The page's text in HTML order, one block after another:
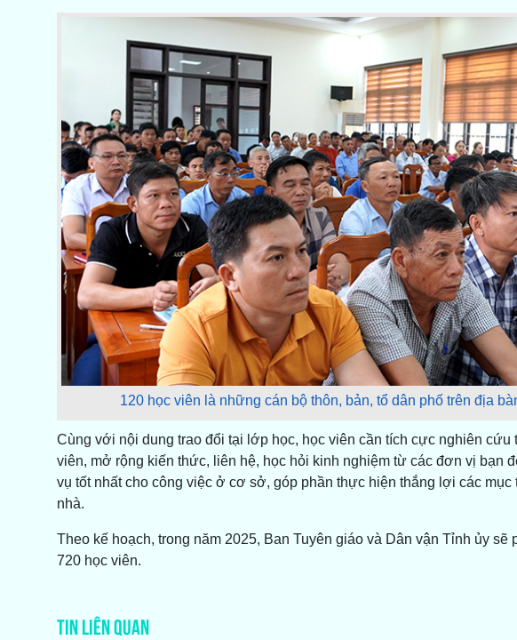
120 học viên là những cán bộ thôn, bản, tổ dân phố trên địa
Cùng với nội dung trao đổi tại lớp học, học viên cần tích cực nghiên
viên, mở rộng kiến thức, liên hệ, học hỏi kinh nghiệm từ các đơn vị bạn
vụ tốt nhất cho công việc ở cơ sở, góp phần thực hiện thắng lợi các mục
nhà.
Theo kế hoạch, trong năm 2025, Ban Tuyên giáo và Dân vận Tỉnh ủy
720 học viên.
TIN LIÊN QUAN